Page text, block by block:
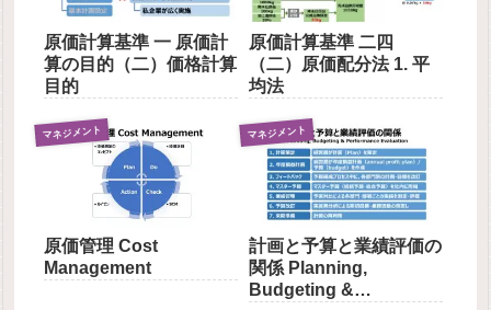
原価計算基準 一 原価計
算の目的（二）価格計算
目的
原価計算基準 二四
（二）原価配分法 1. 平
均法
マネジメント
原価管理 Cost
Management
マネジメント
計画と予算と業績評価の
関係 Planning,
Budgeting &